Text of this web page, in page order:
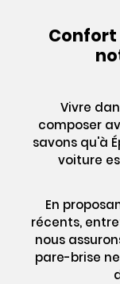
Confort
Vivre
composer
savons qu'à
voiture
En
récents,
nous
pare-brise